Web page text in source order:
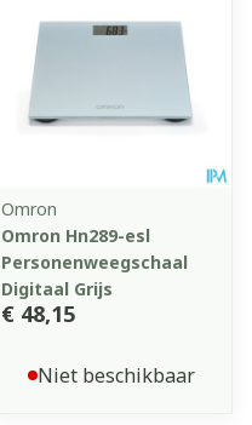
Omron
Omron Hn289-esl
Personenweegschaal
Digitaal Grijs
€ 48,15
Niet beschikbaar